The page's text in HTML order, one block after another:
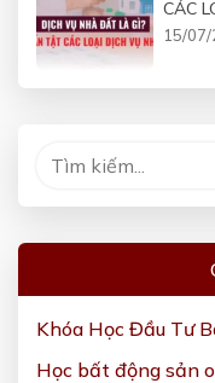
CÁC
15/
Khóa Học Đầu Tư
Học bất động sản